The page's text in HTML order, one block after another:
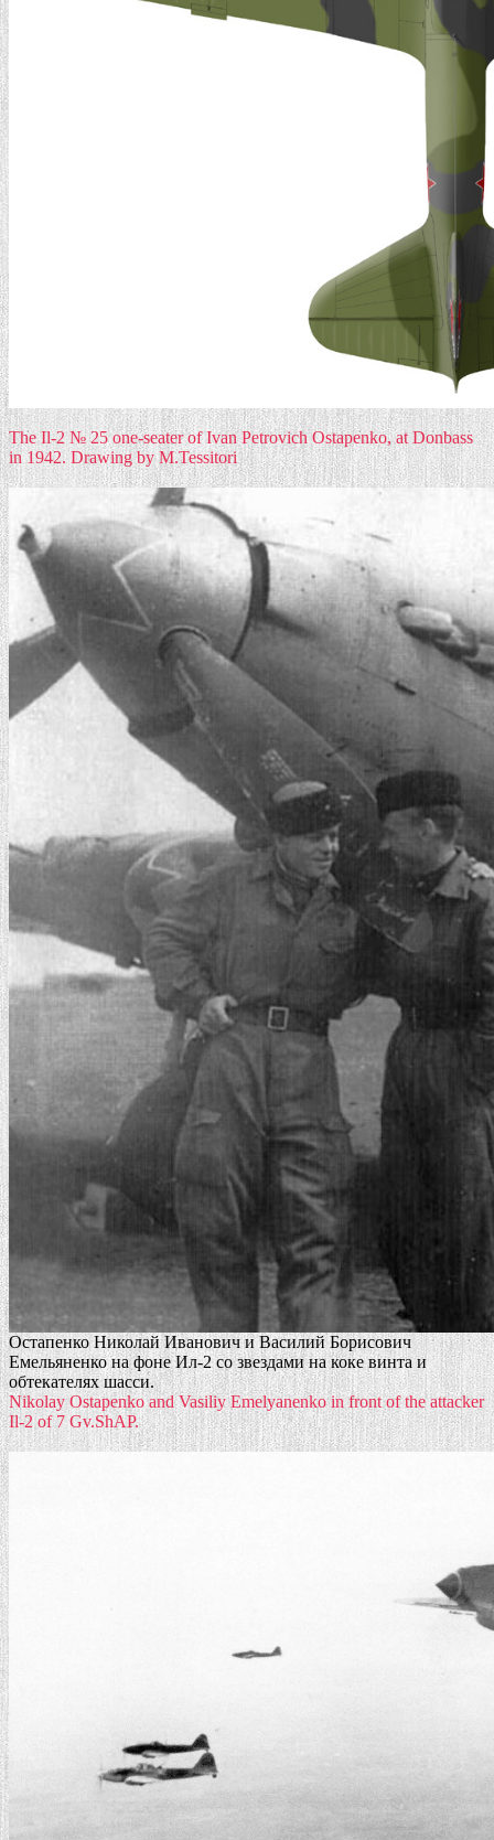
The Il-2 № 25 one-seater of Ivan Petrovich Ostapenko, at Donbass
in 1942. Drawing by M.Tessitori
Остапенко Николай Иванович и Василий Борисович
Емельяненко на фоне Ил-2 со звездами на коке винта и
обтекателях шасси.
Nikolay Ostapenko and Vasiliy Emelyanenko in front of the attacker
Il-2 of 7 Gv.ShAP.